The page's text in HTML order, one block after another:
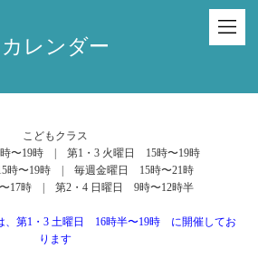
カレンダー
こどもクラス
〜19時 | 第1・3 火曜日 15時〜19時
時〜19時 | 毎週金曜日 15時〜21時
17時 | 第2・4 日曜日 9時〜12時半
、第1・3 土曜日 16時半〜19時 に開催してお
ります